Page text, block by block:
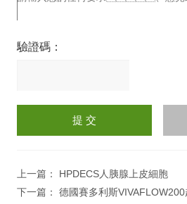
驗證碼：
上一篇： HPDECS人胰腺上皮細胞
下一篇： 德國賽多利斯